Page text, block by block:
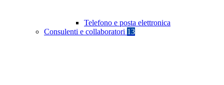
Telefono e posta elettronica
Consulenti e collaboratori 13